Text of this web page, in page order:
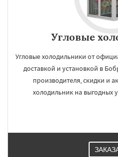
Угловые
Угловые холодильники от
доставкой и установкой в
производителя, скидки и
холодильник на выгодных